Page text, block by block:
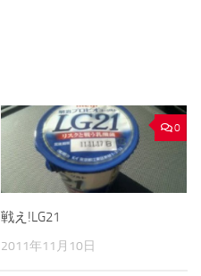
0
戦え!LG21
2011年11月10日